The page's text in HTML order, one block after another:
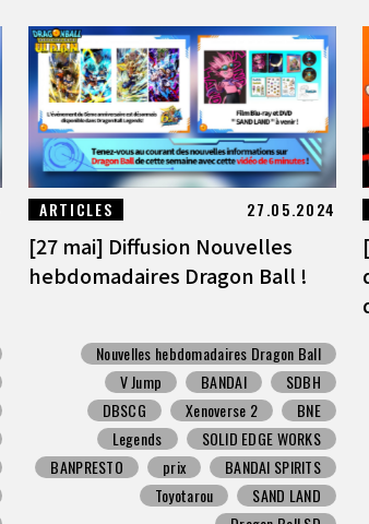
ARTICLES 27.05.2024
[27 mai] Diffusion Nouvelles
hebdomadaires Dragon Ball !
Nouvelles hebdomadaires Dragon Ball
V Jump
BANDAI
SDBH
DBSCG
Xenoverse 2
BNE
Legends
SOLID EDGE WORKS
BANPRESTO
prix
BANDAI SPIRITS
Toyotarou
SAND LAND